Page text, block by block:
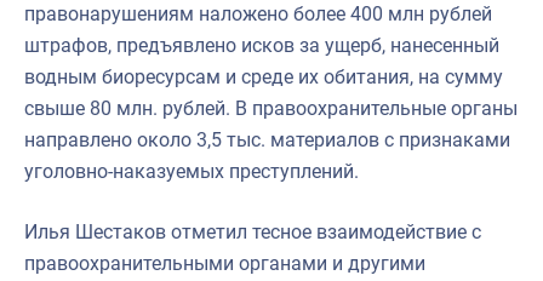
правонарушениям наложено более 400 млн рублей
штрафов, предъявлено исков за ущерб, нанесенный
водным биоресурсам и среде их обитания, на сумму
свыше 80 млн. рублей. В правоохранительные органы
направлено около 3,5 тыс. материалов с признаками
уголовно-наказуемых преступлений.
Илья Шестаков отметил тесное взаимодействие с
правоохранительными органами и другими